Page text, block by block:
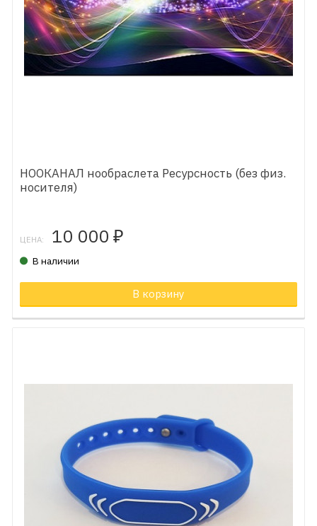
НООКАНАЛ нообраслета Ресурсность (без физ.
носителя)
ЦЕНА: 10 000 ₽
В наличии
В корзину